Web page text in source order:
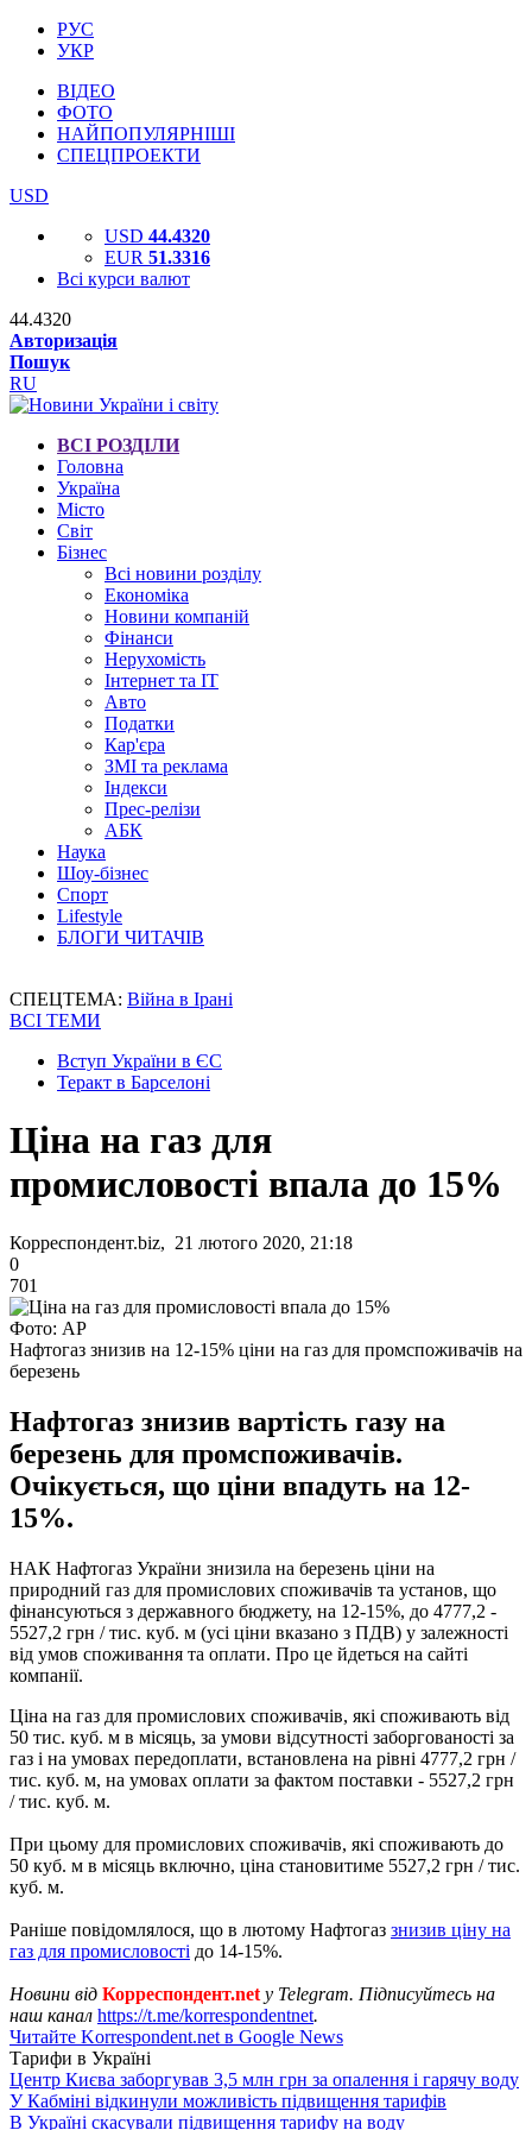
РУС
УКР
ВІДЕО
ФОТО
НАЙПОПУЛЯРНІШІ
СПЕЦПРОЕКТИ
USD
USD 44.4320
EUR 51.3316
Всі курси валют
44.4320
Авторизація
Пошук
RU
ВСІ РОЗДІЛИ
Головна
Україна
Місто
Світ
Бізнес
Всі новини розділу
Економіка
Новини компаній
Фінанси
Нерухомість
Інтернет та IT
Авто
Податки
Кар'єра
ЗМІ та реклама
Індекси
Прес-релізи
АБК
Наука
Шоу-бізнес
Спорт
Lifestyle
БЛОГИ ЧИТАЧІВ
СПЕЦТЕМА: Війна в Ірані
ВСІ ТЕМИ
Вступ України в ЄС
Теракт в Барселоні
Ціна на газ для
промисловості впала до 15%
Корреспондент.biz, 21 лютого 2020, 21:18
0
701
Фото: AP
Нафтогаз знизив на 12-15% ціни на газ для промспоживачів на
березень
Нафтогаз знизив вартість газу на
березень для промспоживачів.
Очікується, що ціни впадуть на 12-
15%.
НАК Нафтогаз України знизила на березень ціни на
природний газ для промислових споживачів та установ, що
фінансуються з державного бюджету, на 12-15%, до 4777,2 -
5527,2 грн / тис. куб. м (усі ціни вказано з ПДВ) у залежності
від умов споживання та оплати. Про це йдеться на сайті
компанії.
Ціна на газ для промислових споживачів, які споживають від
50 тис. куб. м в місяць, за умови відсутності заборгованості за
газ і на умовах передоплати, встановлена ​​на рівні 4777,2 грн /
тис. куб. м, на умовах оплати за фактом поставки - 5527,2 грн
/ тис. куб. м.
При цьому для промислових споживачів, які споживають до
50 куб. м в місяць включно, ціна становитиме 5527,2 грн / тис.
куб. м.
Раніше повідомлялося, що в лютому Нафтогаз знизив ціну на
газ для промисловості до 14-15%.
Новини від Корреспондент.net у Telegram. Підписуйтесь на
наш канал https://t.me/korrespondentnet.
Читайте Korrespondent.net в Google News
Тарифи в Україні
Центр Києва заборгував 3,5 млн грн за опалення і гарячу воду
У Кабміні відкинули можливість підвищення тарифів
В Україні скасували підвищення тарифу на воду